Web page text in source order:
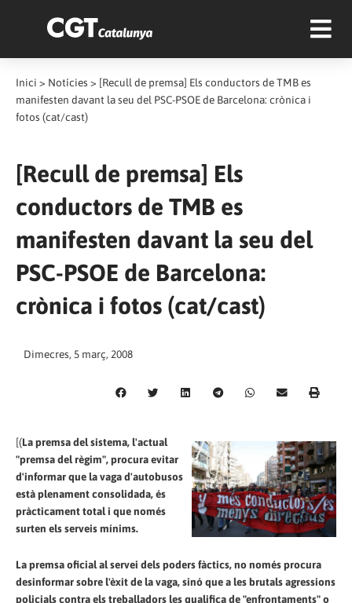
Inici > Notícies > [Recull de premsa] Els conductors de TMB es
manifesten davant la seu del PSC-PSOE de Barcelona: crònica i
fotos (cat/cast)
[Recull de premsa] Els
conductors de TMB es
manifesten davant la seu del
PSC-PSOE de Barcelona:
crònica i fotos (cat/cast)
Dimecres, 5 març, 2008
[(La premsa del sistema, l'actual
"premsa del règim", procura evitar
d'informar que la vaga d'autobusos
està plenament consolidada, és
pràcticament total i que només
surten els serveis mínims.
La premsa oficial al servei dels poders fàctics, no només procura
desinformar sobre l'èxit de la vaga, sinó que a les brutals agressions
policials contra els treballadors les qualifica de "enfrontaments" o